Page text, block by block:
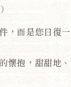
，而是您日復
懷抱，甜甜地